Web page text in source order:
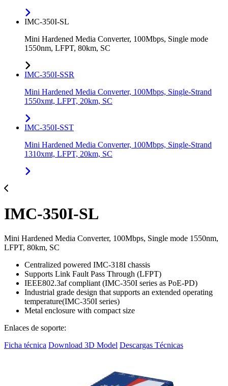
IMC-350I-SL
Mini Hardened Media Converter, 100Mbps, Single mode
1550nm, LFPT, 80km, SC
IMC-350I-SSR
Mini Hardened Media Converter, 100Mbps, Single-Strand
1550xmt, LFPT, 20km, SC
IMC-350I-SST
Mini Hardened Media Converter, 100Mbps, Single-Strand
1310xmt, LFPT, 20km, SC
IMC-350I-SL
Mini Hardened Media Converter, 100Mbps, Single mode 1550nm,
LFPT, 80km, SC
Centralized powered IMC-318I chassis
Supports Link Fault Pass Through (LFPT)
IEEE802.3af compliant (IMC-350I series as PoE-PD)
Industrial grade design that supports an extended operating
temperature(IMC-350I series)
Metal enclosure with compact size
Enlaces de soporte:
Ficha técnica Download 3D Model Descargas Técnicas